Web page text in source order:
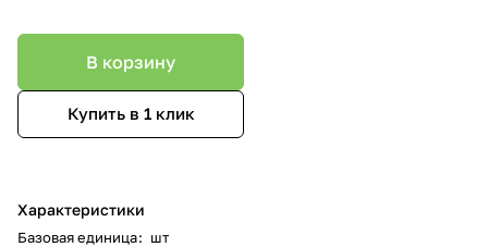
В корзину
Купить в 1 клик
Характеристики
Базовая единица: шт